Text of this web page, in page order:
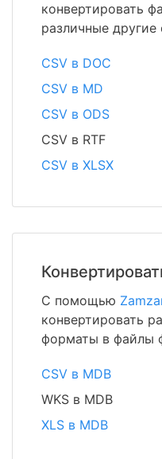
конвертировать
различные
CSV в DOC
CSV в MD
CSV в ODS
CSV в RTF
CSV в XLSX
С помощью
конвертировать
форматы в файлы
CSV в MDB
WKS в MDB
XLS в MDB